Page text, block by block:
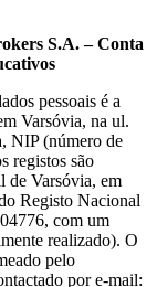
S.A. – Conta
pessoais é a
Varsóvia, na ul.
NIP (número de
registos são
de Varsóvia, em
Registo Nacional
com um
realizado). O
pelo
por e-mail: